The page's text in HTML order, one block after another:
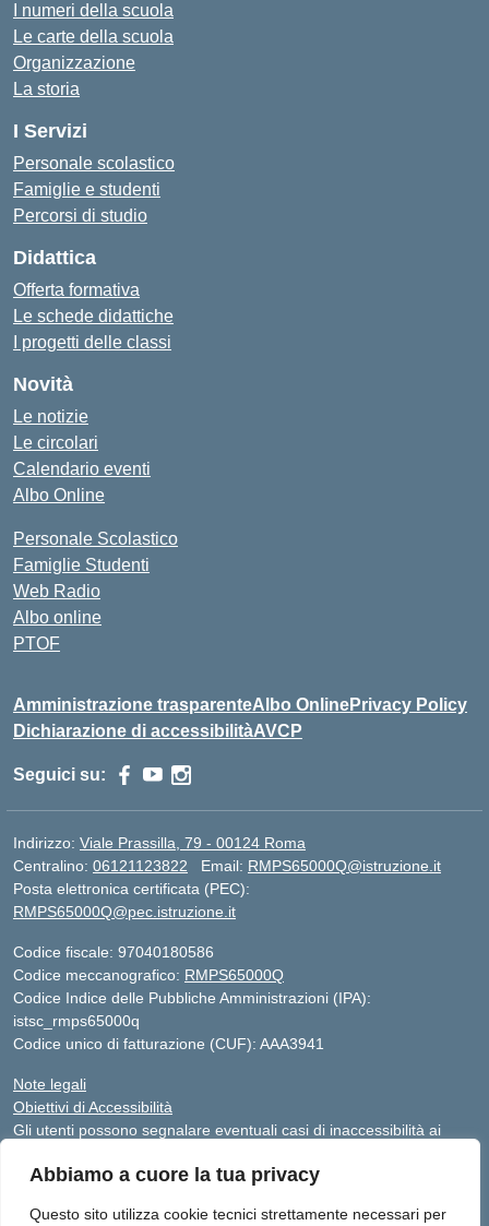
Abbiamo a cuore la tua privacy
Questo sito utilizza cookie tecnici strettamente necessari per
I numeri della scuola
Le carte della scuola
Organizzazione
La storia
I Servizi
Personale scolastico
Famiglie e studenti
Percorsi di studio
Didattica
Offerta formativa
Le schede didattiche
I progetti delle classi
Novità
Le notizie
Le circolari
Calendario eventi
Albo Online
Personale Scolastico
Famiglie Studenti
Web Radio
Albo online
PTOF
Amministrazione trasparenteAlbo OnlinePrivacy Policy
Dichiarazione di accessibilitàAVCP
Seguici su:
Indirizzo: Viale Prassilla, 79 - 00124 Roma
Centralino: 06121123822 Email: RMPS65000Q@istruzione.it
Posta elettronica certificata (PEC):
RMPS65000Q@pec.istruzione.it
Codice fiscale: 97040180586
Codice meccanografico: RMPS65000Q
Codice Indice delle Pubbliche Amministrazioni (IPA):
istsc_rmps65000q
Codice unico di fatturazione (CUF): AAA3941
Note legali
Obiettivi di Accessibilità
Gli utenti possono segnalare eventuali casi di inaccessibilità ai
scrivendo al seguente indirizzo di posta elettronica: